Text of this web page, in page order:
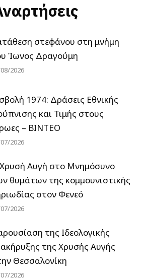
στεφάνου στη μνήμη
Ίωνος Δραγούμη
2026
1974: Δράσεις Εθνικής
και Τιμής στους
– ΒΙΝΤΕΟ
2026
Αυγή στο Μνημόσυνο
θυμάτων της κομμουνιστικής
στον Φενεό
2026
της Ιδεολογικής
της Χρυσής Αυγής
Θεσσαλονίκη
2026